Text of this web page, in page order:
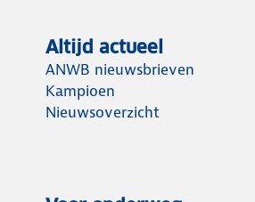
Altijd actueel
ANWB nieuwsbrieven
Kampioen
Nieuwsoverzicht